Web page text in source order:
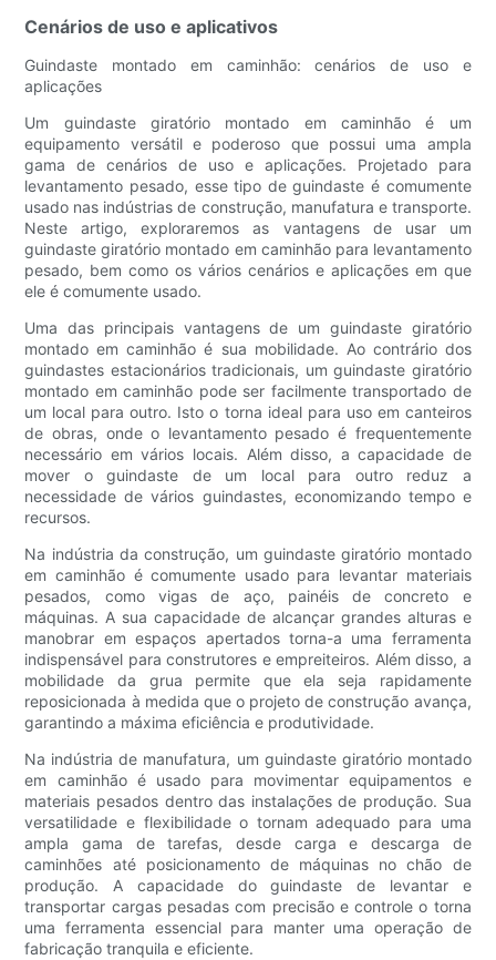
Cenários de uso e aplicativos
Guindaste montado em caminhão: cenários de uso e
aplicações
Um guindaste giratório montado em caminhão é um
equipamento versátil e poderoso que possui uma ampla
gama de cenários de uso e aplicações. Projetado para
levantamento pesado, esse tipo de guindaste é comumente
usado nas indústrias de construção, manufatura e transporte.
Neste artigo, exploraremos as vantagens de usar um
guindaste giratório montado em caminhão para levantamento
pesado, bem como os vários cenários e aplicações em que
ele é comumente usado.
Uma das principais vantagens de um guindaste giratório
montado em caminhão é sua mobilidade. Ao contrário dos
guindastes estacionários tradicionais, um guindaste giratório
montado em caminhão pode ser facilmente transportado de
um local para outro. Isto o torna ideal para uso em canteiros
de obras, onde o levantamento pesado é frequentemente
necessário em vários locais. Além disso, a capacidade de
mover o guindaste de um local para outro reduz a
necessidade de vários guindastes, economizando tempo e
recursos.
Na indústria da construção, um guindaste giratório montado
em caminhão é comumente usado para levantar materiais
pesados, como vigas de aço, painéis de concreto e
máquinas. A sua capacidade de alcançar grandes alturas e
manobrar em espaços apertados torna-a uma ferramenta
indispensável para construtores e empreiteiros. Além disso, a
mobilidade da grua permite que ela seja rapidamente
reposicionada à medida que o projeto de construção avança,
garantindo a máxima eficiência e produtividade.
Na indústria de manufatura, um guindaste giratório montado
em caminhão é usado para movimentar equipamentos e
materiais pesados ​​​​dentro das instalações de produção. Sua
versatilidade e flexibilidade o tornam adequado para uma
ampla gama de tarefas, desde carga e descarga de
caminhões até posicionamento de máquinas no chão de
produção. A capacidade do guindaste de levantar e
transportar cargas pesadas com precisão e controle o torna
uma ferramenta essencial para manter uma operação de
fabricação tranquila e eficiente.